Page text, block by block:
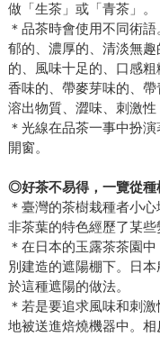
做「生茶」或「青茶」。
＊品茶時會使用不同術
郁的、濃厚的、清淡無
的、風味十足的、口感
香味的、帶麥芽味的、帶
溶出物質、澀味、刺激性
＊光線在品茶一事中扮
開窗。
◎好茶不易得，一覽從種
＊臺灣的茶樹栽種者小
非茶葉的特色經歷了某些
＊在日本的玉露茶茶園
別建造的遮陽棚下。日
於這種遮陽的做法。
＊若是要追求風味和刺
地被送進焙燒機器中。